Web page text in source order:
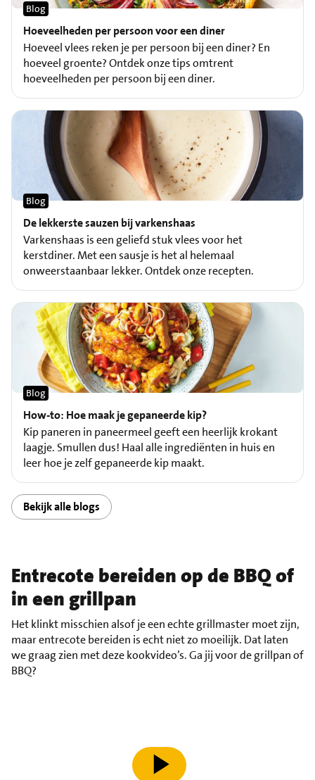
Hoeveelheden per persoon voor een diner
Blog
Hoeveel vlees reken je per persoon bij een diner? En
hoeveel groente? Ontdek onze tips omtrent
hoeveelheden per persoon bij een diner.
De lekkerste sauzen bij varkenshaas
Blog
Varkenshaas is een geliefd stuk vlees voor het
kerstdiner. Met een sausje is het al helemaal
onweerstaanbaar lekker. Ontdek onze recepten.
How-to: Hoe maak je gepaneerde kip?
Blog
Kip paneren in paneermeel geeft een heerlijk krokant
laagje. Smullen dus! Haal alle ingrediënten in huis en
leer hoe je zelf gepaneerde kip maakt.
Bekijk alle blogs
Entrecote bereiden op de BBQ of
in een grillpan
Het klinkt misschien alsof je een echte grillmaster moet zijn,
maar entrecote bereiden is echt niet zo moeilijk. Dat laten
we graag zien met deze kookvideo’s. Ga jij voor de grillpan of
BBQ?
speel video af